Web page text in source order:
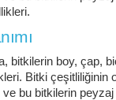
bitkilerin boy, çap,
Bitki çeşitliliğinin
bu bitkilerin peyzaj